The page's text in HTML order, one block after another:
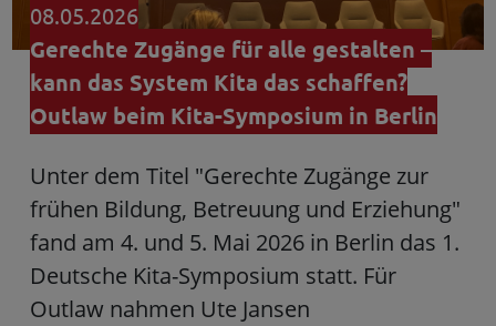
08.05.2026
Gerechte Zugänge für alle gestalten –
kann das System Kita das schaffen?
Outlaw beim Kita-Symposium in Berlin
Unter dem Titel "Gerechte Zugänge zur
frühen Bildung, Betreuung und Erziehung"
fand am 4. und 5. Mai 2026 in Berlin das 1.
Deutsche Kita-Symposium statt. Für
Outlaw nahmen Ute Jansen